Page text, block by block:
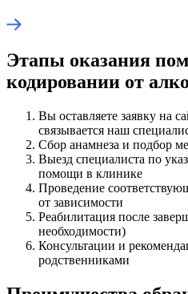
Этапы оказания
кодировании от
Вы оставляете заявку на
связывается наш
Сбор анамнеза и подбор
Выезд специалиста по
помощи в клинике
Проведение
от зависимости
Реабилитация после
необходимости)
Консультации и
родственниками